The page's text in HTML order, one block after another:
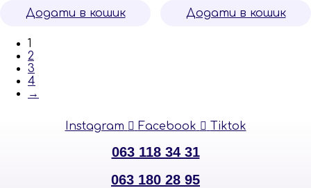
Додати в кошик Додати в кошик
1
2
3
4
→
Instagram Facebook Tiktok
063 118 34 31
063 180 28 95